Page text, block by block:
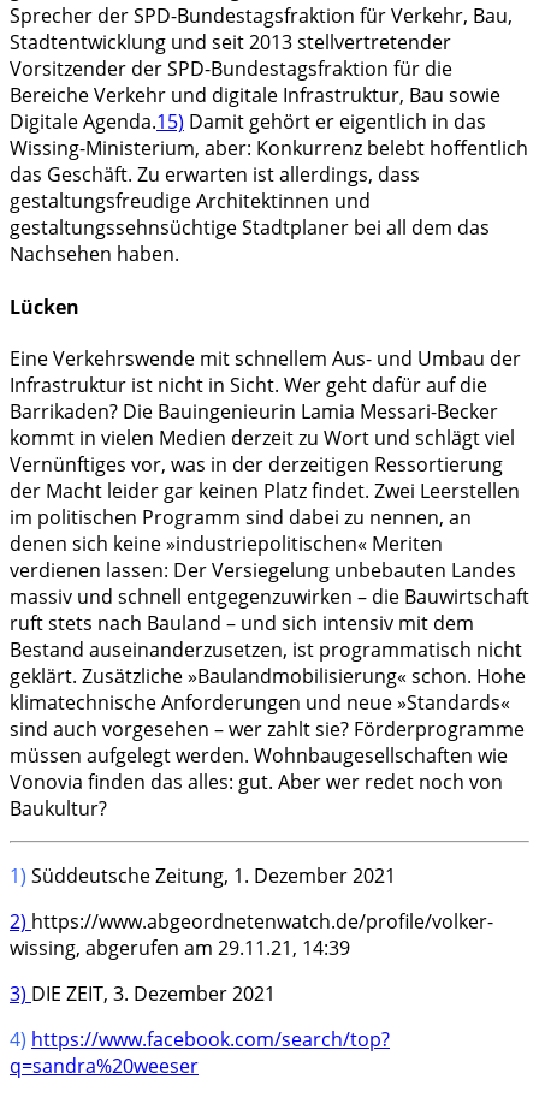
Sprecher der SPD-Bundestagsfraktion für Verkehr, Bau,
Stadtentwicklung und seit 2013 stellvertretender
Vorsitzender der SPD-Bundestagsfraktion für die
Bereiche Verkehr und digitale Infrastruktur, Bau sowie
Digitale Agenda.15) Damit gehört er eigentlich in das
Wissing-Ministerium, aber: Konkurrenz belebt hoffentlich
das Geschäft. Zu erwarten ist allerdings, dass
gestaltungsfreudige Architektinnen und
gestaltungssehnsüchtige Stadtplaner bei all dem das
Nachsehen haben.
Lücken
Eine Verkehrswende mit schnellem Aus- und Umbau der
Infrastruktur ist nicht in Sicht. Wer geht dafür auf die
Barrikaden? Die Bauingenieurin Lamia Messari-Becker
kommt in vielen Medien derzeit zu Wort und schlägt viel
Vernünftiges vor, was in der derzeitigen Ressortierung
der Macht leider gar keinen Platz findet. Zwei Leerstellen
im politischen Programm sind dabei zu nennen, an
denen sich keine »industriepolitischen« Meriten
verdienen lassen: Der Versiegelung unbebauten Landes
massiv und schnell entgegenzuwirken – die Bauwirtschaft
ruft stets nach Bauland – und sich intensiv mit dem
Bestand auseinanderzusetzen, ist programmatisch nicht
geklärt. Zusätzliche »Baulandmobilisierung« schon. Hohe
klimatechnische Anforderungen und neue »Standards«
sind auch vorgesehen – wer zahlt sie? Förderprogramme
müssen aufgelegt werden. Wohnbaugesellschaften wie
Vonovia finden das alles: gut. Aber wer redet noch von
Baukultur?
1) Süddeutsche Zeitung, 1. Dezember 2021
2) https://www.abgeordnetenwatch.de/profile/volker-
wissing, abgerufen am 29.11.21, 14:39
3) DIE ZEIT, 3. Dezember 2021
4) https://www.facebook.com/search/top?
q=sandra%20weeser